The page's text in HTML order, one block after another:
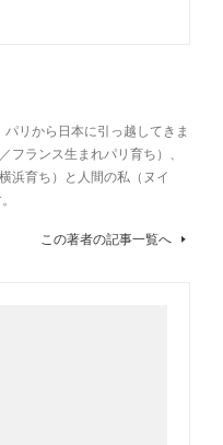
リから日本に引っ越してきま
フランス生まれパリ育ち）、
浜育ち）と人間の私（ヌイ
この著者の記事一覧へ